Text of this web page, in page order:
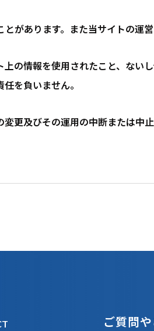
があります。また当サイトの運
の情報を使用されたこと、な
を負いません。
更及びその運用の中断または
ご質問